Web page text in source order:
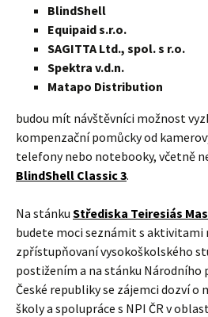
BlindShell
Equipaid s.r.o.
SAGITTA Ltd., spol. s r.o.
Spektra v.d.n.
Matapo Distribution
budou mít návštěvníci možnost
kompenzační pomůcky od
telefony nebo notebooky, včetně
BlindShell Classic 3.
Na stánku Střediska Teiresiás
budete moci seznámit s aktivitami
zpřístupňovaní vysokoškolského
postižením a na stánku
České republiky se zájemci dozví
školy a spolupráce s NPI ČR v